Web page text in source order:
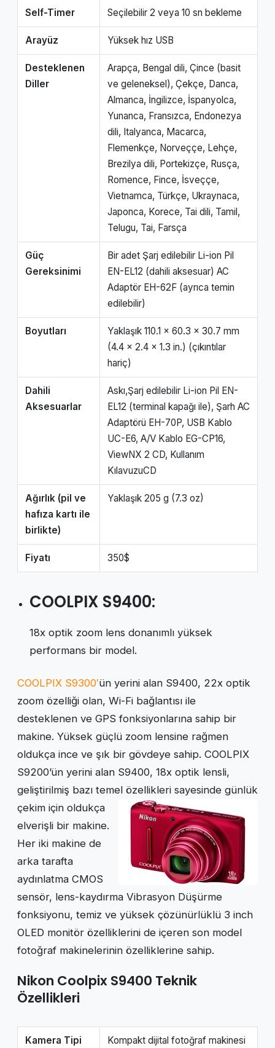
Self-Timer Seçilebilir 2 veya 10 sn bekleme
Arayüz Yüksek hız USB
Desteklenen
Diller
Arapça, Bengal dili, Çince (basit
ve geleneksel), Çekçe, Danca,
Almanca, İngilizce, İspanyolca,
Yunanca, Fransızca, Endonezya
dili, Italyanca, Macarca,
Flemenkçe, Norveççe, Lehçe,
Brezilya dili, Portekizçe, Rusça,
Romence, Fince, İsveççe,
Vietnamca, Türkçe, Ukraynaca,
Japonca, Korece, Tai dili, Tamil,
Telugu, Tai, Farsça
Güç
Gereksinimi
Bir adet Şarj edilebilir Li-ion Pil
EN-EL12 (dahili aksesuar) AC
Adaptör EH-62F (ayrıca temin
edilebilir)
Boyutları
Yaklaşık 110.1 x 60.3 x 30.7 mm
(4.4 x 2.4 x 1.3 in.) (çıkıntılar
hariç)
Dahili
Aksesuarlar
Askı,Şarj edilebilir Li-ion Pil EN-
EL12 (terminal kapağı ile), Şarh AC
Adaptörü EH-70P, USB Kablo
UC-E6, A/V Kablo EG-CP16,
ViewNX 2 CD, Kullanım
KılavuzuCD
Ağırlık (pil ve
hafıza kartı ile
birlikte)
Yaklaşık 205 g (7.3 oz)
Fiyatı 350$
COOLPIX S9400:
18x optik zoom lens donanımlı yüksek
performans bir model.
COOLPIX S9300′ün yerini alan S9400, 22x optik
zoom özelliği olan, Wi-Fi bağlantısı ile
desteklenen ve GPS fonksiyonlarına sahip bir
makine. Yüksek güçlü zoom lensine rağmen
oldukça ince ve şık bir gövdeye sahip. COOLPIX
S9200’ün yerini alan S9400, 18x optik lensli,
geliştirilmiş bazı temel özellikleri sayesinde günlük
çekim için oldukça
elverişli bir makine.
Her iki makine de
arka tarafta
aydınlatma CMOS
sensör, lens-kaydırma Vibrasyon Düşürme
fonksiyonu, temiz ve yüksek çözünürlüklü 3 inch
OLED monitör özelliklerini de içeren son model
fotoğraf makinelerinin özelliklerine sahip.
Nikon Coolpix S9400 Teknik
Özellikleri
Kamera Tipi Kompakt dijital fotoğraf makinesi